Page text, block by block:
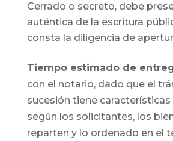
Cerrado o secreto, debe
auténtica de la escritura
consta la diligencia de
Tiempo estimado de
con el notario, dado que el
sucesión tiene
según los solicitantes, los
reparten y lo ordenado en el